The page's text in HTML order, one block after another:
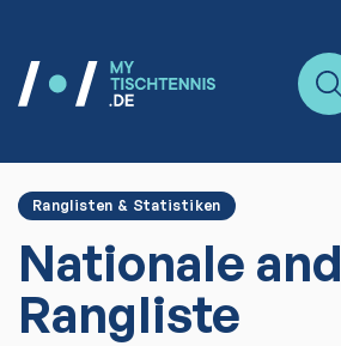
Ranglisten & Statistiken
Nationale
Rangliste